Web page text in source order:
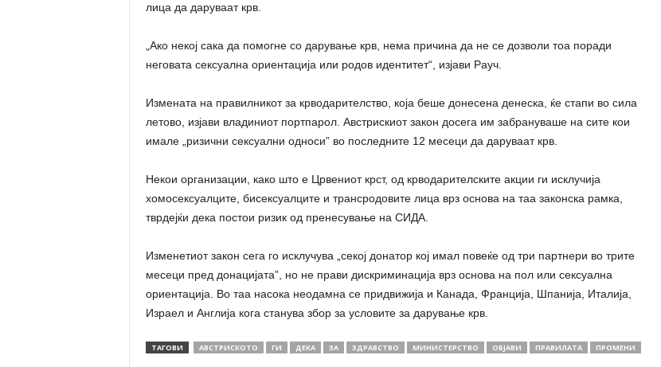
лица да даруваат крв.
„Ако некој сака да помогне со дарување крв, нема причина да не се дозволи тоа поради
неговата сексуална ориентација или родов идентитет“, изјави Рауч.
Измената на правилникот за крводарителство, која беше донесена денеска, ќе стапи во сила
летово, изјави владиниот портпарол. Австрискиот закон досега им забрануваше на сите кои
имале „ризични сексуални односи” во последните 12 месеци да даруваат крв.
Некои организации, како што е Црвениот крст, од крводарителските акции ги исклучија
хомосексуалците, бисексуалците и трансродовите лица врз основа на таа законска рамка,
тврдејќи дека постои ризик од пренесување на СИДА.
Изменетиот закон сега го исклучува „секој донатор кој имал повеќе од три партнери во трите
месеци пред донацијата”, но не прави дискриминација врз основа на пол или сексуална
ориентација. Во таа насока неодамна се придвижија и Канада, Франција, Шпанија, Италија,
Израел и Англија кога станува збор за условите за дарување крв.
ТАГОВИ АВСТРИСКОТО ГИ ДЕКА ЗА ЗДРАВСТВО МИНИСТЕРСТВО ОБЈАВИ ПРАВИЛАТА ПРОМЕНИ